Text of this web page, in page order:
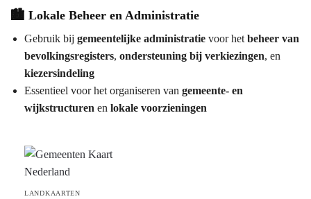
🏙️ Lokale Beheer en Administratie
Gebruik bij gemeentelijke administratie voor het beheer van
bevolkingsregisters, ondersteuning bij verkiezingen, en
kiezersindeling
Essentieel voor het organiseren van gemeente- en
wijkstructuren en lokale voorzieningen
LANDKAARTEN